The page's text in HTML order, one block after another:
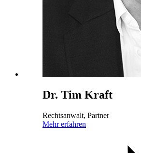
Dr. Tim Kraft
Rechtsanwalt, Partner
Mehr erfahren